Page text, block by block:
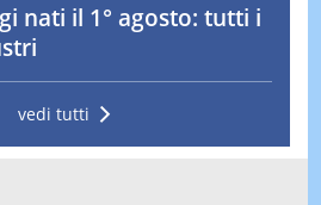
nati il 1° agosto: tutti i
vedi tutti